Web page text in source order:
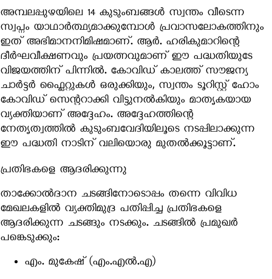
അമ്പലപ്പുഴയിലെ 14 കുടുംബങ്ങൾ സ്വന്തം വീടെന്ന
സ്വപ്നം യാഥാർത്ഥ്യമാക്കുമ്പോൾ പ്രവാസലോകത്തിനും
ഇത് അഭിമാനനിമിഷമാണ്. ആർ. ഹരികുമാറിന്റെ
ദീർഘവീക്ഷണവും പ്രയത്നവുമാണ് ഈ പദ്ധതിയുടേ
വിജയത്തിന് പിന്നിൽ. കോവിഡ് കാലത്ത് സൗജന്യ
ചാർട്ടർ ഫ്ലൈറ്റുകൾ ഒരുക്കിയും, സ്വന്തം ടൂറിസ്റ്റ് ഹോം
കോവിഡ് സെന്ററാക്കി വിട്ടുനൽകിയും മാതൃകയായ
വ്യക്തിയാണ് അദ്ദേഹം. അദ്ദേഹത്തിന്റെ
നേതൃത്വത്തിൽ കുടുംബവേദിയിലൂടെ നടപ്പിലാക്കുന്ന
ഈ പദ്ധതി നാടിന് വലിയൊരു മുതൽക്കൂട്ടാണ്.
പ്രതിഭകളെ ആദരിക്കുന്നു
താക്കോൽദാന ചടങ്ങിനോടൊപ്പം തന്നെ വിവിധ
മേഖലകളിൽ വ്യക്തിമുദ്ര പതിപ്പിച്ച പ്രതിഭകളെ
ആദരിക്കുന്ന ചടങ്ങും നടക്കും. ചടങ്ങിൽ പ്രമുഖർ
പങ്കെടുക്കും:
എം. മുകേഷ്(എം.എൽ.എ)